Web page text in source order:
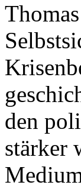
den
stärker